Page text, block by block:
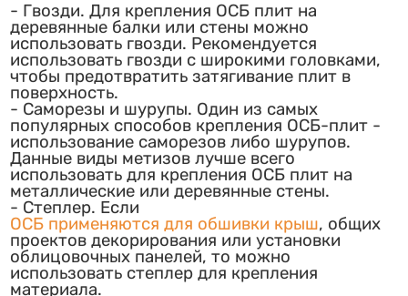
Гвозди. Для крепления ОСБ плит на
деревянные балки или стены можно
использовать гвозди. Рекомендуется
использовать гвозди с широкими головками,
чтобы предотвратить затягивание плит в
поверхность.
Саморезы и шурупы. Один из самых
популярных способов крепления ОСБ-плит -
использование саморезов либо шурупов.
Данные виды метизов лучше всего
использовать для крепления ОСБ плит на
металлические или деревянные стены.
Степлер. Если
ОСБ применяются для обшивки крыш, общих
проектов декорирования или установки
облицовочных панелей, то можно
использовать степлер для крепления
материала.